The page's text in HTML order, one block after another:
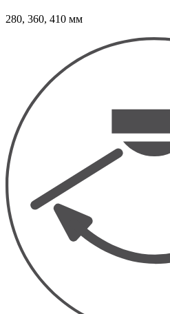
280, 360, 410 мм